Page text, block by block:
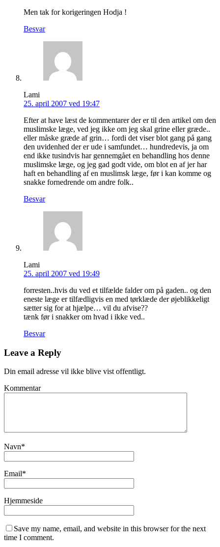
Men tak for korigeringen Hodja !
Besvar
Lami
25. april 2007 ved 19:47
Efter at have læst de kommentarer der er til den artikel om den
muslimske læge, ved jeg ikke om jeg skal grine eller græde..
eller måske græde af grin… fordi det viser blot gang på gang
den uvidenhed der er ude i samfundet… hundredevis, ja om
end ikke tusindvis har gennemgået en behandling hos denne
muslimske læge, og jeg gad godt vide, om blot en af jer har
haft en behandling af en muslimsk læge, før i kan komme og
snakke fornedrende om andre folk..
Besvar
Lami
25. april 2007 ved 19:49
forresten..hvis du ved et tilfælde falder om på gaden.. og den
eneste læge er tilfædligvis en med tørklæde der øjeblikkeligt
sætter sig for at hjælpe… vil du afvise??
tænk før i snakker om hvad i ikke ved..
Besvar
Leave a Reply
Din email adresse vil ikke blive vist offentligt.
Kommentar
Navn*
Email*
Hjemmeside
Save my name, email, and website in this browser for the next
time I comment.